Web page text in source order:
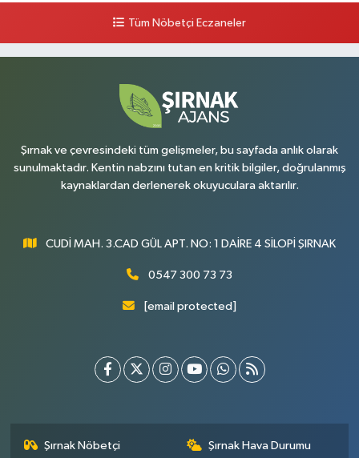
Tüm Nöbetçi Eczaneler
Şırnak ve çevresindeki tüm gelişmeler, bu sayfada anlık olarak
sunulmaktadır. Kentin nabzını tutan en kritik bilgiler, doğrulanmış
kaynaklardan derlenerek okuyuculara aktarılır.
CUDİ MAH. 3.CAD GÜL APT. NO: 1 DAİRE 4 SİLOPİ ŞIRNAK
0547 300 73 73
[email protected]
Şırnak Nöbetçi
Şırnak Hava Durumu